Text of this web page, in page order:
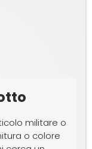
militare o
o colore